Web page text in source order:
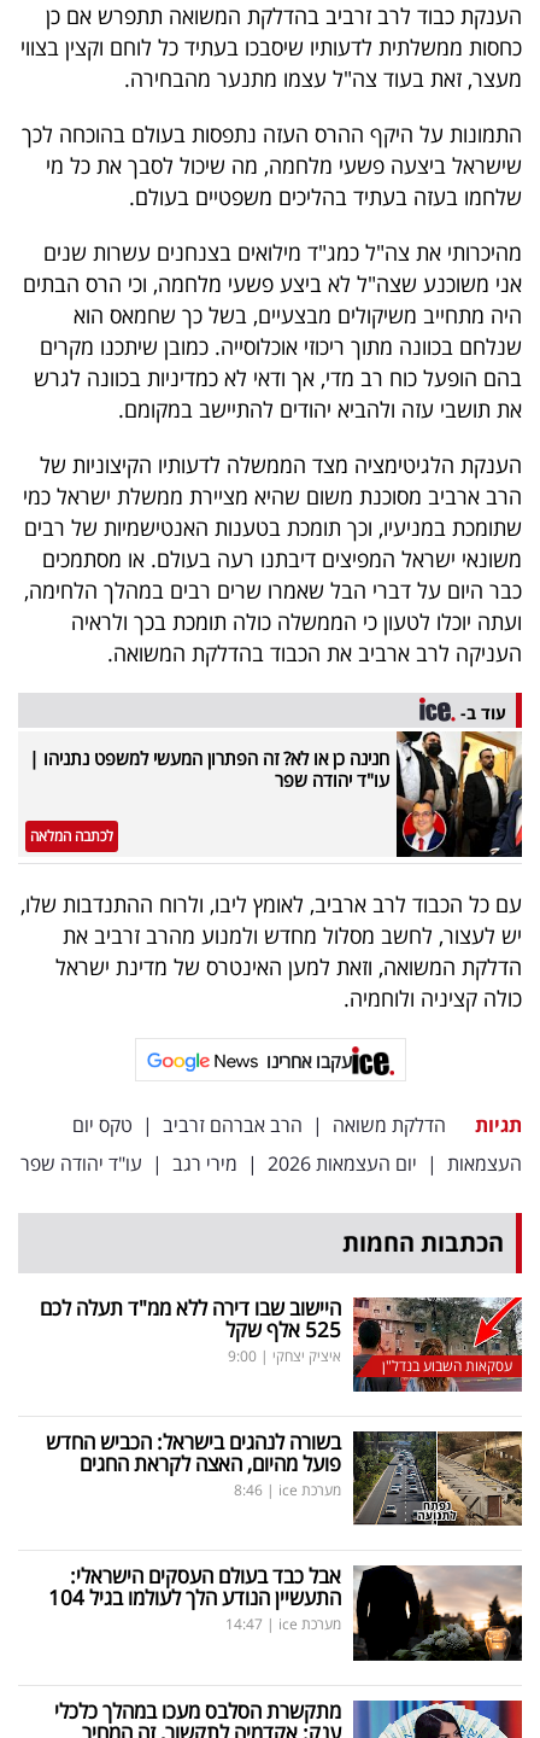
הענקת כבוד לרב זרביב בהדלקת המשואה תתפרש אם כן
כחסות ממשלתית לדעותיו שיסבכו בעתיד כל לוחם וקצין בצווי
מעצר, זאת בעוד צה"ל עצמו מתנער מהבחירה.
התמונות על היקף ההרס העזה נתפסות בעולם בהוכחה לכך
שישראל ביצעה פשעי מלחמה, מה שיכול לסבך את כל מי
שלחמו בעזה בעתיד בהליכים משפטיים בעולם.
מהיכרותי את צה"ל כמג"ד מילואים בצנחנים עשרות שנים
אני משוכנע שצה"ל לא ביצע פשעי מלחמה, וכי הרס הבתים
היה מתחייב משיקולים מבצעיים, בשל כך שחמאס הוא
שנלחם בכוונה מתוך ריכוזי אוכלוסייה. כמובן שיתכנו מקרים
בהם הופעל כוח רב מדי, אך ודאי לא כמדיניות בכוונה לגרש
את תושבי עזה ולהביא יהודים להתיישב במקומם.
הענקת הלגיטימציה מצד הממשלה לדעותיו הקיצוניות של
הרב ארביב מסוכנת משום שהיא מציירת ממשלת ישראל כמי
שתומכת במניעיו, וכך תומכת בטענות האנטישמיות של רבים
משונאי ישראל המפיצים דיבתנו רעה בעולם. או מסתמכים
כבר היום על דברי הבל שאמרו שרים רבים במהלך הלחימה,
ועתה יוכלו לטעון כי הממשלה כולה תומכת בכך ולראיה
העניקה לרב ארביב את הכבוד בהדלקת המשואה.
עוד ב-
חנינה כן או לא? זה הפתרון המעשי למשפט נתניהו |
עו"ד יהודה שפר
לכתבה המלאה
עם כל הכבוד לרב ארביב, לאומץ ליבו, ולרוח ההתנדבות שלו,
יש לעצור, לחשב מסלול מחדש ולמנוע מהרב זרביב את
הדלקת המשואה, וזאת למען האינטרס של מדינת ישראל
כולה קציניה ולוחמיה.
עקבו אחרינו
תגיות הדלקת משואה | הרב אברהם זרביב | טקס יום
העצמאות | יום העצמאות 2026 | מירי רגב | עו"ד יהודה שפר
הכתבות החמות
עסקאות השבוע בנדל"ן
היישוב שבו דירה ללא ממ"ד תעלה לכם
525 אלף שקל
איציק יצחקי |
9:00
בשורה לנהגים בישראל: הכביש החדש
פועל מהיום, האצה לקראת החגים
מערכת ice |
8:46
אבל כבד בעולם העסקים הישראלי:
התעשיין הנודע הלך לעולמו בגיל 104
מערכת ice |
14:47
מתקשרת הסלבס מעכו במהלך כלכלי
ענק: אקדמיה לתקשור, זה המחיר